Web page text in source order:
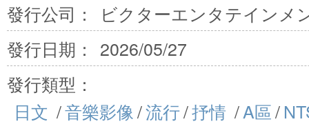
發行公司：
ビクターエンタテインメ
發行日期：
2026/05/27
發行類型：
日文 /音樂影像/流行/抒情 /A區/